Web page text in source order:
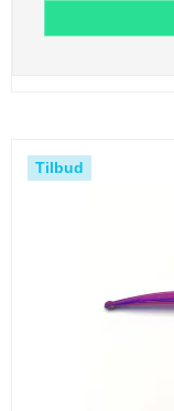
Tilbud